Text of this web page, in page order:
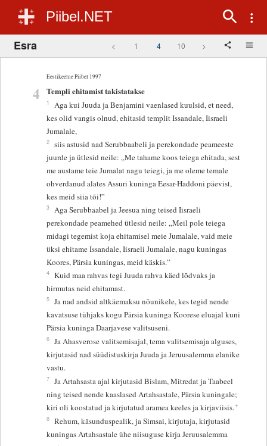
Piibel.NET
Esra < 1 4 10 >
Eestikeelne Piibel 1997
4 Templi ehitamist takistatakse
1
Aga kui Juuda ja Benjamini vaenlased kuulsid, et need,
kes olid vangis olnud, ehitasid templit Issandale, Iisraeli
Jumalale,
2 siis astusid nad Serubbaabeli ja perekondade peameeste
juurde ja ütlesid neile: „Me tahame koos teiega ehitada, sest
me austame teie Jumalat nagu teiegi, ja me oleme temale
ohverdanud alates Assuri kuninga Eesar-Haddoni päevist,
kes meid siia tõi!”
3 Aga Serubbaabel ja Jeesua ning teised Iisraeli
perekondade peamehed ütlesid neile: „Meil pole teiega
midagi tegemist koja ehitamisel meie Jumalale, vaid meie
üksi ehitame Issandale, Iisraeli Jumalale, nagu kuningas
Koores, Pärsia kuningas, meid käskis.”
4 Kuid maa rahvas tegi Juuda rahva käed lõdvaks ja
hirmutas neid ehitamast.
5 Ja nad andsid altkäemaksu nõunikele, kes tegid nende
kavatsuse tühjaks kogu Pärsia kuninga Koorese eluajal kuni
Pärsia kuninga Daarjavese valitsuseni.
6 Ja Ahasverose valitsemisajal, tema valitsemisaja alguses,
kirjutasid nad süüdistuskirja Juuda ja Jeruusalemma elanike
vastu.
7 Ja Artahsasta ajal kirjutasid Bislam, Mitredat ja Taabeel
ning teised nende kaaslased Artahsastale, Pärsia kuningale;
kiri oli koostatud ja kirjutatud aramea keeles ja kirjaviisis.+
8 Rehum, käsunduspealik, ja Simsai, kirjutaja, kirjutasid
kuningas Artahsastale ühe niisuguse kirja Jeruusalemma